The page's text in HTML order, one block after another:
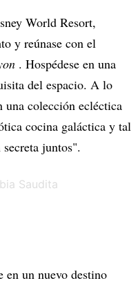
World Resort,
y reúnase con el
. Hospédese en una
del espacio. A lo
una colección ecléctica
cocina galáctica y tal
juntos".
en un nuevo destino